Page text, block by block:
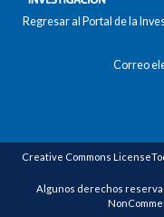
Regresar al Portal de la
Correo
Creative Commons
Algunos derechos